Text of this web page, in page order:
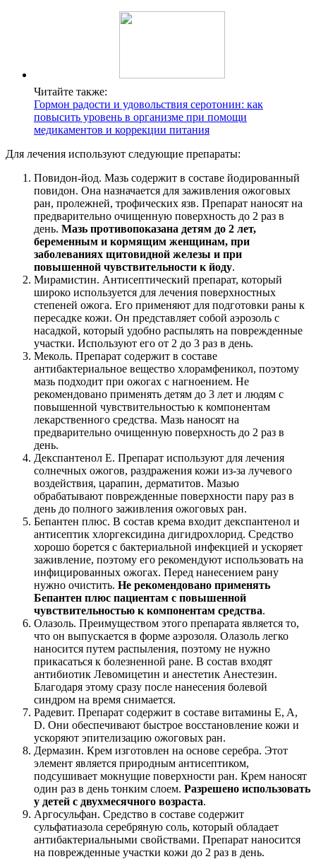
Читайте также:
Гормон радости и удовольствия серотонин: как
повысить уровень в организме при помощи
медикаментов и коррекции питания
Для лечения используют следующие препараты:
Повидон-йод. Мазь содержит в составе йодированный
повидон. Она назначается для заживления ожоговых
ран, пролежней, трофических язв. Препарат наносят на
предварительно очищенную поверхность до 2 раз в
день. Мазь противопоказана детям до 2 лет,
беременным и кормящим женщинам, при
заболеваниях щитовидной железы и при
повышенной чувствительности к йоду.
Мирамистин. Антисептический препарат, который
широко используется для лечения поверхностных
степеней ожога. Его применяют для подготовки раны к
пересадке кожи. Он представляет собой аэрозоль с
насадкой, который удобно распылять на поврежденные
участки. Используют его от 2 до 3 раз в день.
Меколь. Препарат содержит в составе
антибактериальное вещество хлорамфеникол, поэтому
мазь подходит при ожогах с нагноением. Не
рекомендовано применять детям до 3 лет и людям с
повышенной чувствительностью к компонентам
лекарственного средства. Мазь наносят на
предварительно очищенную поверхность до 2 раз в
день.
Декспантенол E. Препарат используют для лечения
солнечных ожогов, раздражения кожи из-за лучевого
воздействия, царапин, дерматитов. Мазью
обрабатывают поврежденные поверхности пару раз в
день до полного заживления ожоговых ран.
Бепантен плюс. В состав крема входит декспантенол и
антисептик хлоргексидина дигидрохлорид. Средство
хорошо борется с бактериальной инфекцией и ускоряет
заживление, поэтому его рекомендуют использовать на
инфицированных ожогах. Перед нанесением рану
нужно очистить. Не рекомендовано применять
Бепантен плюс пациентам с повышенной
чувствительностью к компонентам средства.
Олазоль. Преимуществом этого препарата является то,
что он выпускается в форме аэрозоля. Олазоль легко
наносится путем распыления, поэтому не нужно
прикасаться к болезненной ране. В состав входят
антибиотик Левомицетин и анестетик Анестезин.
Благодаря этому сразу после нанесения болевой
синдром на время снимается.
Радевит. Препарат содержит в составе витамины E, A,
D. Они обеспечивают быстрое восстановление кожи и
ускоряют эпителизацию ожоговых ран.
Дермазин. Крем изготовлен на основе серебра. Этот
элемент является природным антисептиком,
подсушивает мокнущие поверхности ран. Крем наносят
один раз в день тонким слоем. Разрешено использовать
у детей с двухмесячного возраста.
Аргосульфан. Средство в составе содержит
сульфатиазола серебряную соль, который обладает
антибактериальными свойствами. Препарат наносится
на поврежденные участки кожи до 2 раз в день.